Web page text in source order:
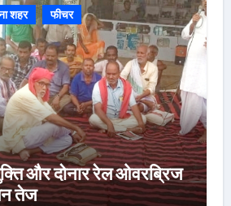
शहर फीचर
और दोनार रेल ओवरब्रिज
तेज